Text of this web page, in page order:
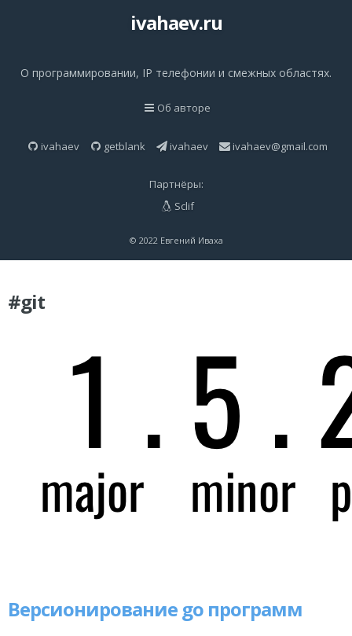
ivahaev.ru
О программировании, IP телефонии и смежных областях.
Об авторе
ivahaev getblank ivahaev ivahaev@gmail.com
Партнёры:
Sclif
© 2022 Евгений Иваха
#git
Версионирование go программ